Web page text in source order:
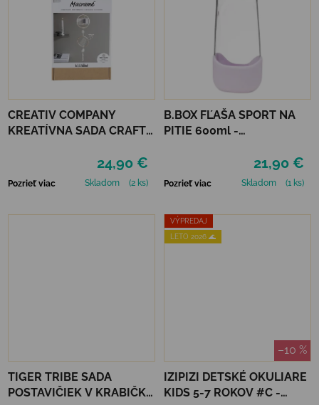
CREATIV COMPANY
KREATÍVNA SADA CRAFT
24,90 €
Pozrieť viac Skladom (2 ks)
B.BOX FĽAŠA SPORT NA
PITIE 600ml -
21,90 €
Pozrieť viac Skladom (1 ks)
TIGER TRIBE SADA
POSTAVIČIEK V KRABIČKE
VÝPREDAJ
LETO 2026 🌊
–10 %
IZIPIZI DETSKÉ OKULIARE
KIDS 5-7 ROKOV #C -